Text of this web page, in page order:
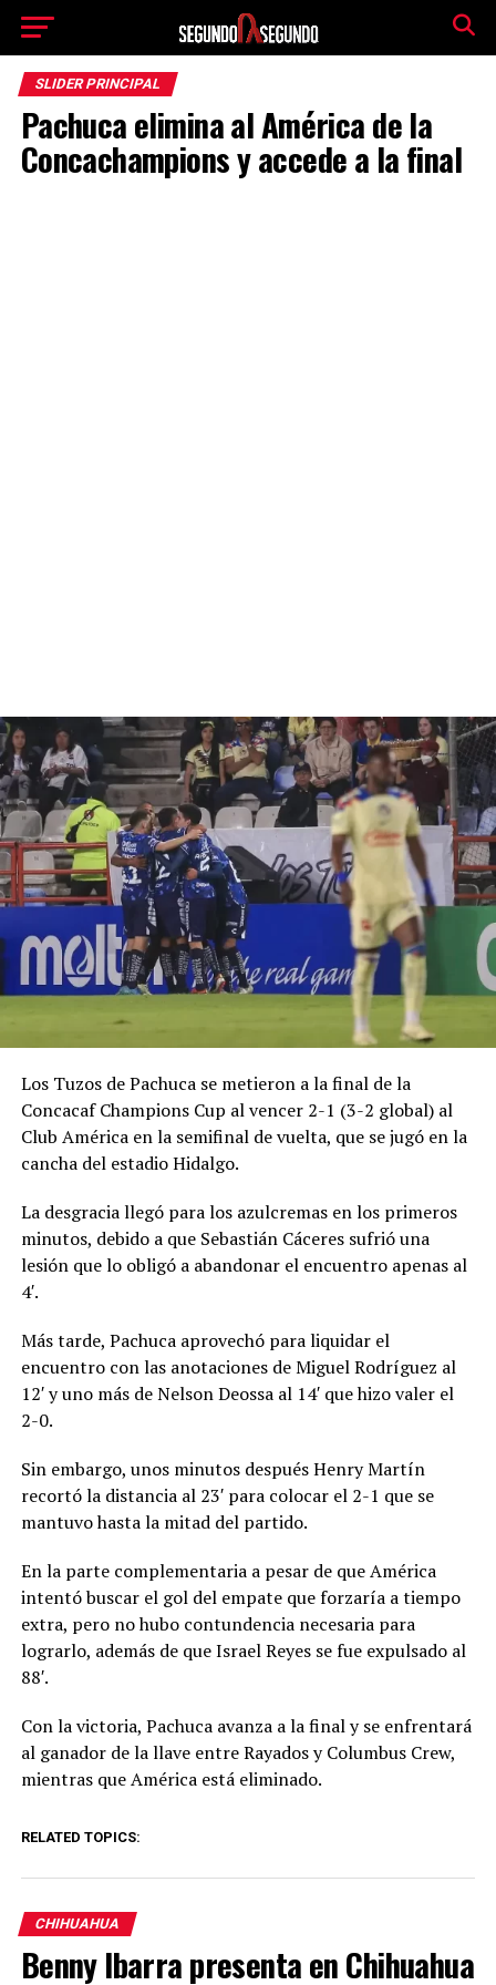
SLIDER PRINCIPAL
Pachuca elimina al América de la
Concachampions y accede a la final
Los Tuzos de Pachuca se metieron a la final de la
Concacaf Champions Cup al vencer 2-1 (3-2 global) al
Club América en la semifinal de vuelta, que se jugó en la
cancha del estadio Hidalgo.
La desgracia llegó para los azulcremas en los primeros
minutos, debido a que Sebastián Cáceres sufrió una
lesión que lo obligó a abandonar el encuentro apenas al
4′.
Más tarde, Pachuca aprovechó para liquidar el
encuentro con las anotaciones de Miguel Rodríguez al
12′ y uno más de Nelson Deossa al 14′ que hizo valer el
2-0.
Sin embargo, unos minutos después Henry Martín
recortó la distancia al 23′ para colocar el 2-1 que se
mantuvo hasta la mitad del partido.
En la parte complementaria a pesar de que América
intentó buscar el gol del empate que forzaría a tiempo
extra, pero no hubo contundencia necesaria para
lograrlo, además de que Israel Reyes se fue expulsado al
88′.
Con la victoria, Pachuca avanza a la final y se enfrentará
al ganador de la llave entre Rayados y Columbus Crew,
mientras que América está eliminado.
RELATED TOPICS:
CHIHUAHUA
Benny Ibarra presenta en Chihuahua